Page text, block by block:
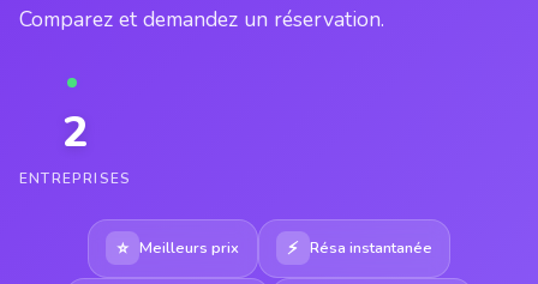
Comparez et demandez un réservation.
2
ENTREPRISES
⭐ Meilleurs prix ⚡ Résa instantanée